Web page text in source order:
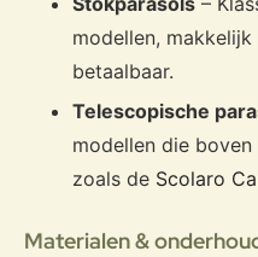
modellen,
betaalbaar.
Telescopische
modellen die
zoals de Scolaro
Materialen &